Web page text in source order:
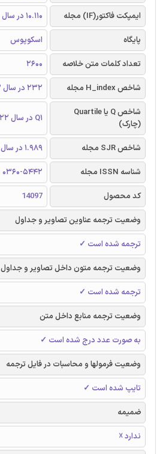
ایمپکت فاکتور(IF) مجله
10.110 در سال 2022
پایگاه
اسکوپوس
تعداد کلمات متن خلاصه
2600
شاخص H_index مجله
232 در سال 2023
شاخص Q یا Quartile
(چارک)
Q1 در سال 2022
شاخص SJR مجله
1.989 در سال 2022
شناسه ISSN مجله
0360-5442
کد محصول
14097
وضعیت ترجمه عناوین تصاویر و جداول
ترجمه شده است ✓
وضعیت ترجمه متون داخل تصاویر و جداول
ترجمه شده است ✓
وضعیت ترجمه منابع داخل متن
به صورت عدد درج شده است ✓
وضعیت فرمولها و محاسبات در فایل ترجمه
تایپ شده است ✓
ضمیمه
ندارد ☓